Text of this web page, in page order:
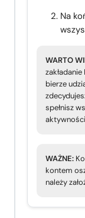
Na
WARTO
bierze
spełnisz
WAŻNE:
kontem
należy